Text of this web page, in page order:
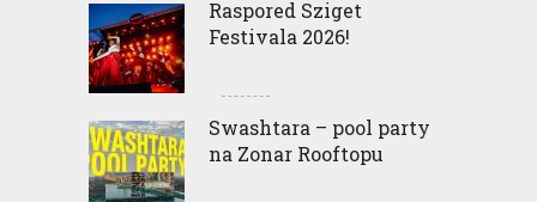
Raspored Sziget
Festivala 2026!
Swashtara – pool party
na Zonar Rooftopu